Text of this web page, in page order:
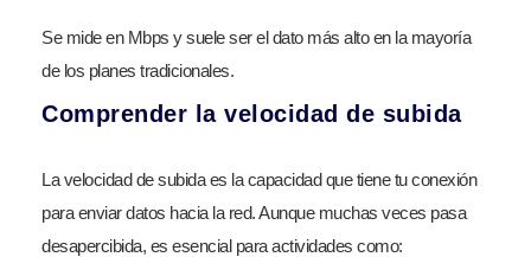
Se mide en Mbps y suele ser el dato más alto en la mayoría
de los planes tradicionales.
Comprender la velocidad de subida
La velocidad de subida es la capacidad que tiene tu conexión
para enviar datos hacia la red. Aunque muchas veces pasa
desapercibida, es esencial para actividades como: